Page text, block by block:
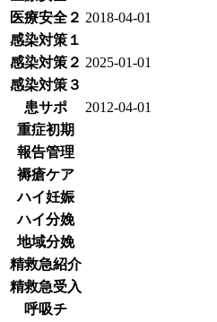
医療安全２ 2018-04-01
感染対策１
感染対策２ 2025-01-01
感染対策３
患サポ
2012-04-01
重症初期
報告管理
褥瘡ケア
ハイ妊娠
ハイ分娩
地域分娩
精救急紹介
精救急受入
呼吸チ